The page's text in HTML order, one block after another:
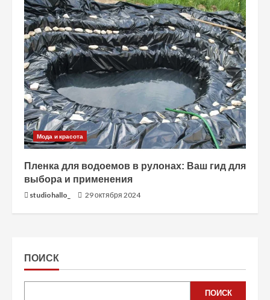
Мода и красота
Пленка для водоемов в рулонах: Ваш гид для
выбора и применения
studiohallo_ 29 октября 2024
ПОИСК
ПОИСК